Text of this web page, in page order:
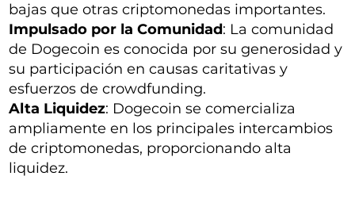
bajas que otras criptomonedas importantes.
Impulsado por la Comunidad: La comunidad
de Dogecoin es conocida por su generosidad y
su participación en causas caritativas y
esfuerzos de crowdfunding.
Alta Liquidez: Dogecoin se comercializa
ampliamente en los principales intercambios
de criptomonedas, proporcionando alta
liquidez.